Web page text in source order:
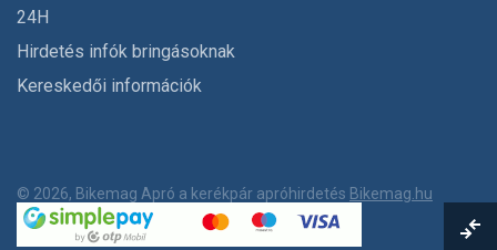
24H
Hirdetés infók bringásoknak
Kereskedői információk
© 2026, Bikemag Apró a kerékpár apróhirdetés Bikemag.hu